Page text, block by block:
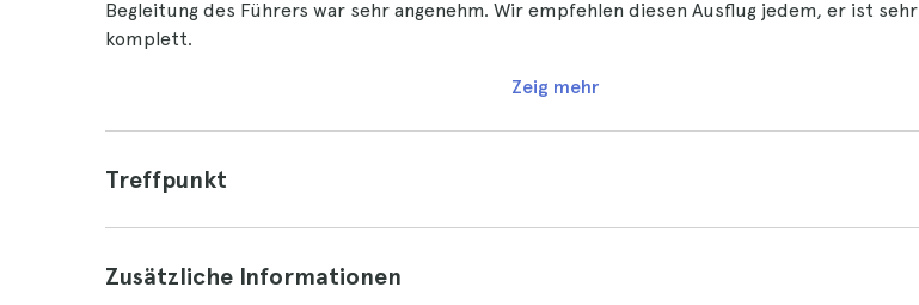
Begleitung des Führers war sehr angenehm. Wir empfehlen diesen Ausflug jedem, er ist sehr
komplett.
Zeig mehr
Treffpunkt
Zusätzliche Informationen